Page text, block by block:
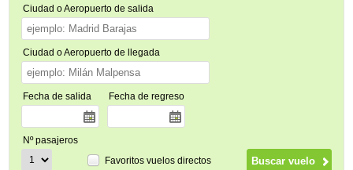
Ciudad o Aeropuerto de salida
Ciudad o Aeropuerto de llegada
Fecha de salida Fecha de regreso
Nº pasajeros
Favoritos vuelos directos